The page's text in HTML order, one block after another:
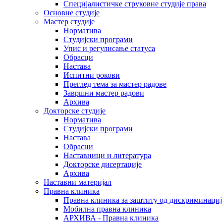
Специјалистичке струковне студије права
Основне студије
Мастер студије
Норматива
Студијски програми
Упис и регулисање статуса
Обрасци
Настава
Испитни рокови
Преглед тема за мастер радове
Завршни мастер радови
Архива
Докторске студије
Норматива
Студијски програми
Настава
Обрасци
Наставници и литература
Докторске дисертације
Архива
Наставни материјал
Правна клиника
Правна клиника за заштиту од
Мобилна правна клиника
АРХИВА - Правна клиника